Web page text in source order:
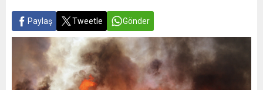
Paylaş Tweetle Gönder